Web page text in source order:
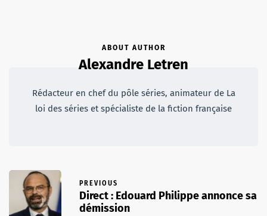
ABOUT AUTHOR
Alexandre Letren
Rédacteur en chef du pôle séries, animateur de La
loi des séries et spécialiste de la fiction française
PREVIOUS
Direct : Edouard Philippe annonce sa
démission